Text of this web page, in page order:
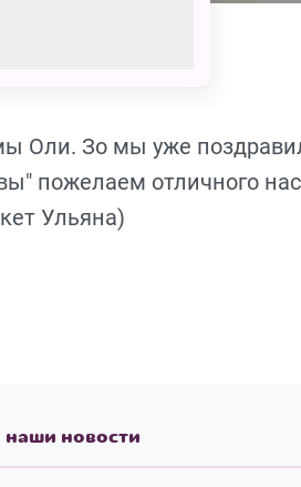
Оли. Зо мы уже
пожелаем отличного
Ульяна)
новости